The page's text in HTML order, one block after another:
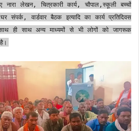
लेखन, चित्रकारी कार्य, चौपाल,स्कूली बच्चों
वार्डवार बैठक इत्यादि का कार्य प्रतिदिवस
ही साथ अन्य माध्यमों से भी लोगों को जागरूक